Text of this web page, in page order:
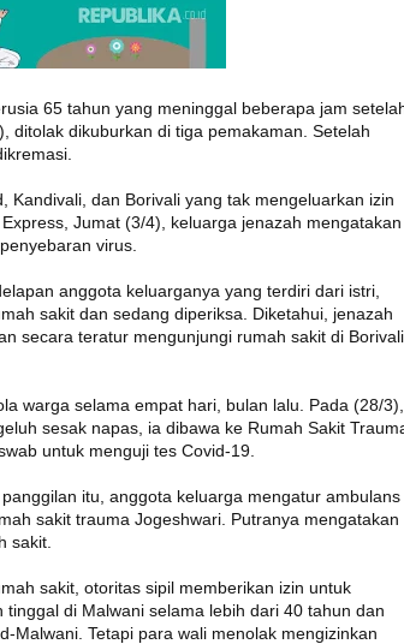
65 tahun yang meninggal beberapa jam
ditolak dikuburkan di tiga pemakaman. Setelah
Kandivali, dan Borivali yang tak mengeluarkan izin
Jumat (3/4), keluarga jenazah mengatakan
virus.
anggota keluarganya yang terdiri dari istri,
sakit dan sedang diperiksa. Diketahui, jenazah
secara teratur mengunjungi rumah sakit di Borivali
warga selama empat hari, bulan lalu. Pada (28/3),
sesak napas, ia dibawa ke Rumah Sakit
untuk menguji tes Covid-19.
itu, anggota keluarga mengatur ambulans
sakit trauma Jogeshwari. Putranya mengatakan
sakit.
sakit, otoritas sipil memberikan izin untuk
di Malwani selama lebih dari 40 tahun dan
Malwani. Tetapi para wali menolak mengizinkan
INFO